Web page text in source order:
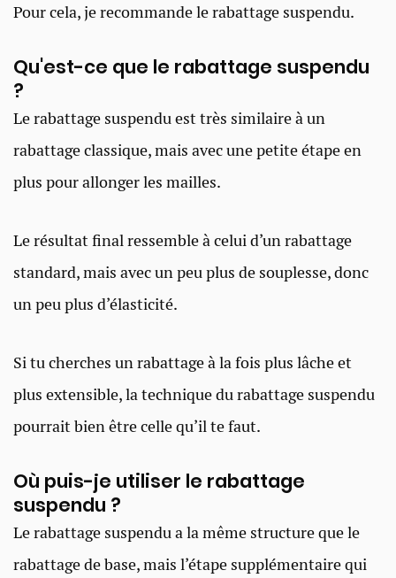
Pour cela, je recommande le rabattage suspendu.
Qu'est-ce que le rabattage suspendu
?
Le rabattage suspendu est très similaire à un
rabattage classique, mais avec une petite étape en
plus pour allonger les mailles.
Le résultat final ressemble à celui d’un rabattage
standard, mais avec un peu plus de souplesse, donc
un peu plus d’élasticité.
Si tu cherches un rabattage à la fois plus lâche et
plus extensible, la technique du rabattage suspendu
pourrait bien être celle qu’il te faut.
Où puis-je utiliser le rabattage
suspendu ?
Le rabattage suspendu a la même structure que le
rabattage de base, mais l’étape supplémentaire qui